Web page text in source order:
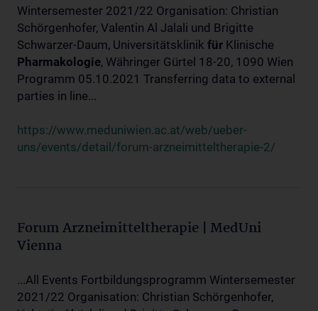
Wintersemester 2021/22 Organisation: Christian
Schörgenhofer, Valentin Al Jalali und Brigitte
Schwarzer-Daum, Universitätsklinik für Klinische
Pharmakologie, Währinger Gürtel 18-20, 1090 Wien
Programm 05.10.2021 Transferring data to external
parties in line...
https://www.meduniwien.ac.at/web/ueber-
uns/events/detail/forum-arzneimitteltherapie-2/
Forum Arzneimitteltherapie | MedUni
Vienna
...All Events Fortbildungsprogramm Wintersemester
2021/22 Organisation: Christian Schörgenhofer,